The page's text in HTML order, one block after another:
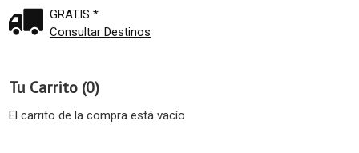
GRATIS *
Consultar Destinos
Tu Carrito (0)
El carrito de la compra está vacío